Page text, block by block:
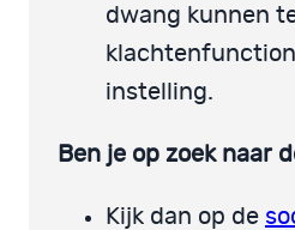
dwang kunnen
instelling.
Ben je op zoek naar
Kijk dan op de